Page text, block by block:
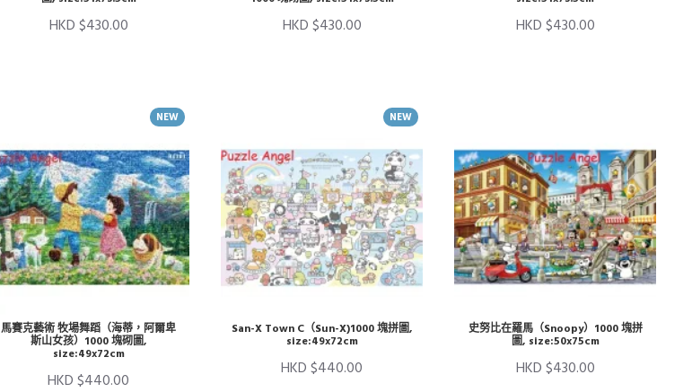
HKD $430.00 HKD $430.00 HKD $430.00
NEW
馬賽克藝術 牧場舞蹈（海蒂，阿爾卑
斯山女孩）1000 塊砌圖,
size:49x72cm
HKD $440.00
NEW
San-X Town C（Sun-X)1000 塊拼圖,
size:49x72cm
HKD $440.00
史努比在羅馬（Snoopy）1000 塊拼
圖, size:50x75cm
HKD $430.00